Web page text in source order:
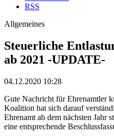
RSS
Allgemeines
Steuerliche
ab 2021 -UPDATE-
04.12.2020 10:28
Gute Nachricht für Ehrenamtler
Koalition hat sich darauf
Ehrenamt ab dem nächsten Jahr
eine entsprechende